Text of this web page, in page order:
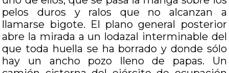
pelos duros y ralos que no alcanzan a
llamarse bigote. El plano general posterior
abre la mirada a un lodazal interminable del
que toda huella se ha borrado y donde sólo
hay un ancho pozo lleno de papas. Un